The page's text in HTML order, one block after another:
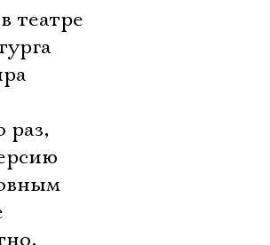
театре